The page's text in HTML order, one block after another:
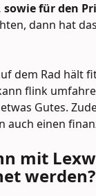
sowie für den
dann hat
dem Rad hält
flink
Gutes.
auch einen
mit
werden?